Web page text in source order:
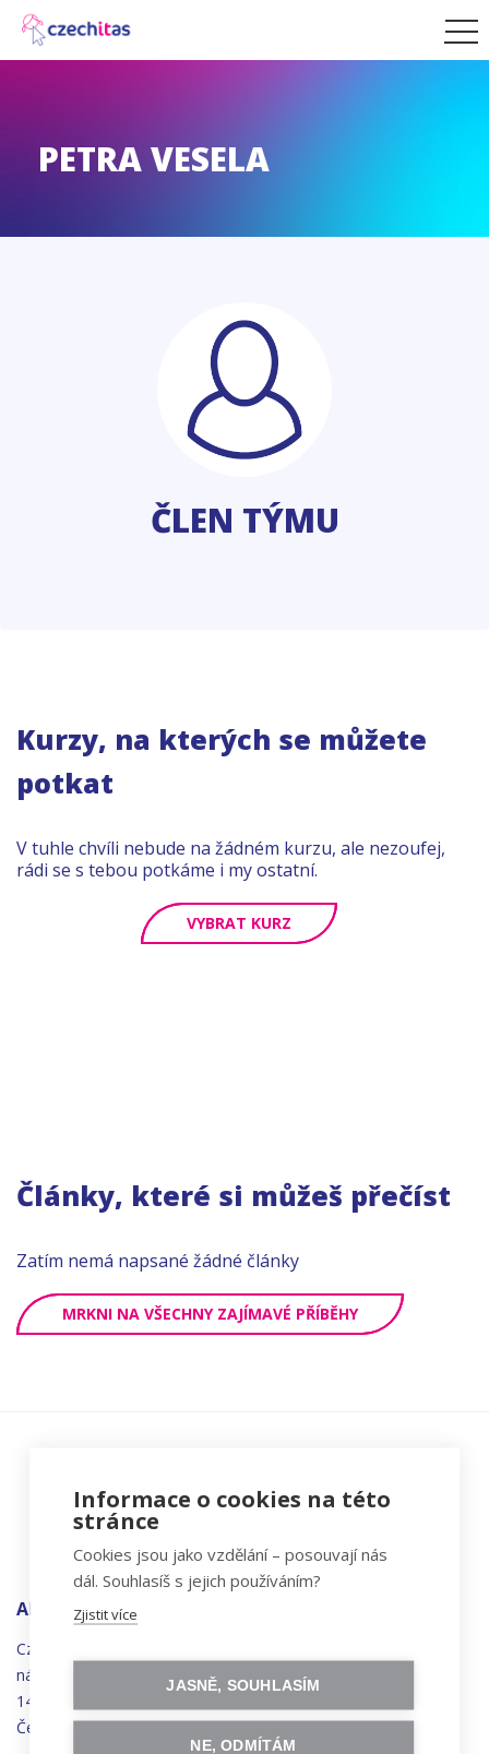
PETRA VESELA
ČLEN TÝMU
Kurzy, na kterých se můžete
potkat
V tuhle chvíli nebude na žádném kurzu, ale nezoufej,
rádi se s tebou potkáme i my ostatní.
VYBRAT KURZ
Články, které si můžeš přečíst
Zatím nemá napsané žádné články
MRKNI NA VŠECHNY ZAJÍMAVÉ PŘÍBĚHY
ADRESA
Czechitas, z.ú.
náměstí
Synků 1748/17
140 00 Praha 4 - Nusle
Česká republika
Informace o cookies na této
stránce
Cookies jsou jako vzdělání – posouvají nás
dál. Souhlasíš s jejich používáním?
Zjistit více
JASNĚ, SOUHLASÍM
NE, ODMÍTÁM